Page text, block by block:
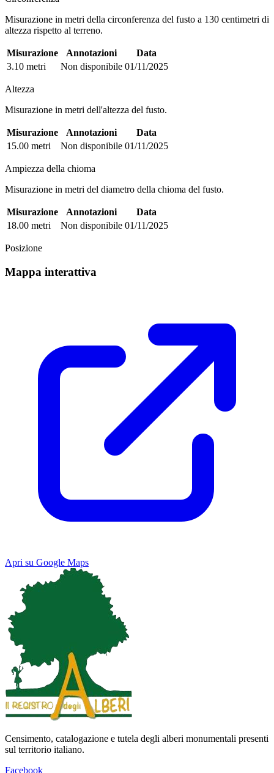
Misurazione in metri della circonferenza del fusto a 130 centimetri di
altezza rispetto al terreno.
Misurazione Annotazioni
Data
3.10 metri
Non disponibile 01/11/2025
Altezza
Misurazione in metri dell'altezza del fusto.
Misurazione Annotazioni
Data
15.00 metri
Non disponibile 01/11/2025
Ampiezza della chioma
Misurazione in metri del diametro della chioma del fusto.
Misurazione Annotazioni
Data
18.00 metri
Non disponibile 01/11/2025
Posizione
Mappa interattiva
Apri su Google Maps
Map Satellite
Keyboard shortcuts
Censimento, catalogazione e tutela degli alberi monumentali presenti
sul territorio italiano.
Facebook